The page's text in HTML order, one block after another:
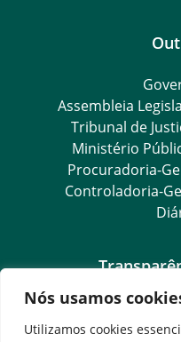
Nós usamos
Utilizamos cookies
Assembleia
Tribunal de
Ministério
Procuradoria-
Controladoria-
Goiás